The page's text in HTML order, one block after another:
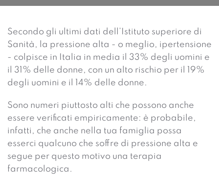
Secondo gli ultimi dati dell’Istituto superiore di
Sanità, la pressione alta - o meglio, ipertensione
- colpisce in Italia in media il 33% degli uomini e
il 31% delle donne, con un alto rischio per il 19%
degli uomini e il 14% delle donne.
Sono numeri piuttosto alti che possono anche
essere verificati empiricamente: è probabile,
infatti, che anche nella tua famiglia possa
esserci qualcuno che soffre di pressione alta e
segue per questo motivo una terapia
farmacologica.